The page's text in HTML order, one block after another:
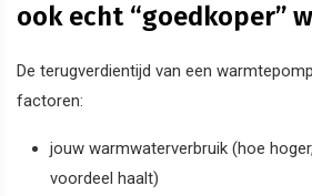
ook echt “goedkoper”
De terugverdientijd van een
factoren:
jouw warmwaterverbruik (hoe
voordeel haalt)